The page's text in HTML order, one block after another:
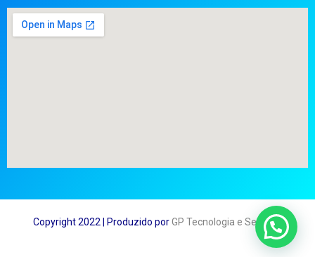
Copyright 2022 | Produzido por GP Tecnologia e Serviços